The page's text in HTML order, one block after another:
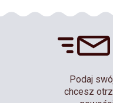
Podaj
chcesz